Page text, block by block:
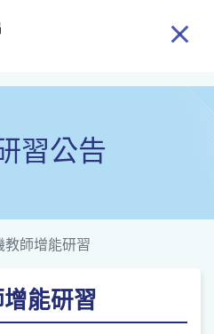
習公告
教師增能研習
能研習